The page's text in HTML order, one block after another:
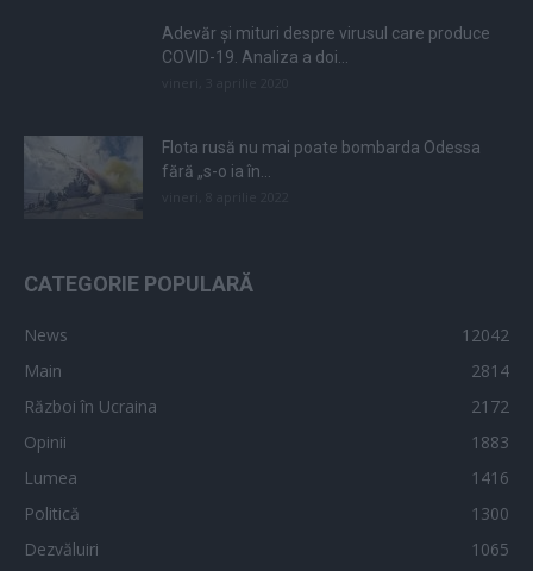
Adevăr și mituri despre virusul care produce
COVID-19. Analiza a doi...
Flota rusă nu mai poate bombarda Odessa
fără „s-o ia în...
CATEGORIE POPULARĂ
News
12042
Main
2814
Război în Ucraina
2172
Opinii
1883
Lumea
1416
Politică
1300
Dezvăluiri
1065